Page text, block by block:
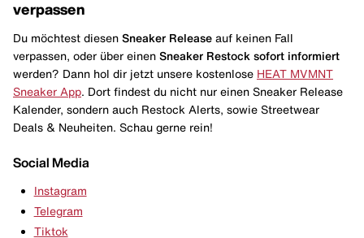
verpassen
Du möchtest diesen Sneaker Release auf keinen Fall
verpassen, oder über einen Sneaker Restock sofort informiert
werden? Dann hol dir jetzt unsere kostenlose HEAT MVMNT
Sneaker App . Dort findest du nicht nur einen Sneaker Release
Kalender, sondern auch Restock Alerts, sowie Streetwear
Deals & Neuheiten. Schau gerne rein!
Social Media
Instagram
Telegram
Tiktok